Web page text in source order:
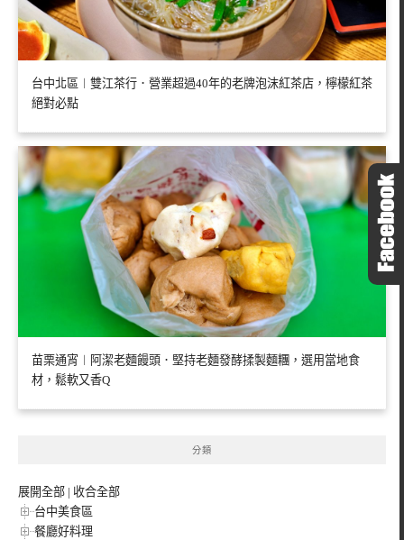
台中北區︱雙江茶行．營業超過40年的老牌泡沫紅茶店，檸檬紅茶
絕對必點
苗栗通宵︱阿潔老麵饅頭．堅持老麵發酵揉製麵糰，選用當地食
材，鬆軟又香Q
分類
展開全部 | 收合全部
台中美食區
餐廳好料理